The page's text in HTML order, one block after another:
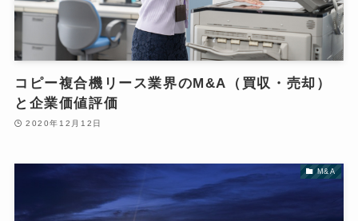
コピー複合機リース業界のM&A（買収・売却）
と企業価値評価
2020年12月12日
M&A